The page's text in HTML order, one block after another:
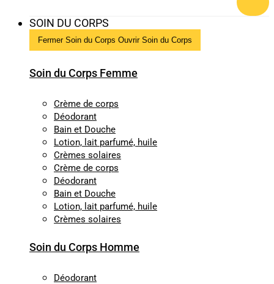
SOIN DU CORPS
Fermer Soin du Corps Ouvrir Soin du Corps
Soin du Corps Femme
Crème de corps
Déodorant
Bain et Douche
Lotion, lait parfumé, huile
Crèmes solaires
Crème de corps
Déodorant
Bain et Douche
Lotion, lait parfumé, huile
Crèmes solaires
Soin du Corps Homme
Déodorant